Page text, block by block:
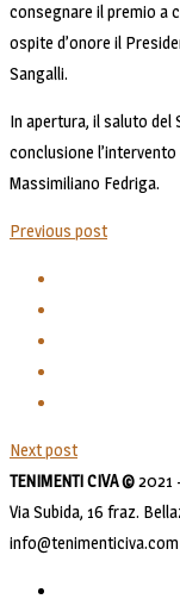
consegnare il premio a
ospite d’onore il
Sangalli.
In apertura, il saluto del
conclusione l’intervento
Massimiliano Fedriga.
Previous post
Next post
TENIMENTI CIVA ©2021
Via Subida, 16 fraz.